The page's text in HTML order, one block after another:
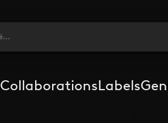
CollaborationsLabels